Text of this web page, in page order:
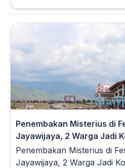
Penembakan Misterius di
Jayawijaya, 2 Warga Jadi
Penembakan Misterius di
Jayawijaya, 2 Warga Jadi